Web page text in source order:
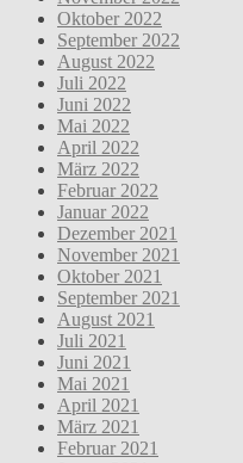
Oktober 2022
September 2022
August 2022
Juli 2022
Juni 2022
Mai 2022
April 2022
März 2022
Februar 2022
Januar 2022
Dezember 2021
November 2021
Oktober 2021
September 2021
August 2021
Juli 2021
Juni 2021
Mai 2021
April 2021
März 2021
Februar 2021